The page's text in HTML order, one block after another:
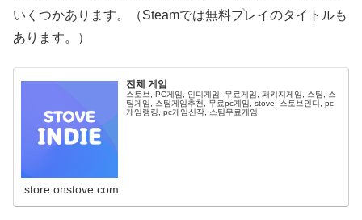
いくつかあります。（Steamでは無料プレイのタイトルも
あります。）
전체 게임
스토브, PC게임, 인디게임, 무료게임, 패키지게임, 스팀, 스
팀게임, 스팀게임추천, 무료pc게임, stove, 스토브인디, pc
게임랭킹, pc게임신작, 스팀무료게임
store.onstove.com